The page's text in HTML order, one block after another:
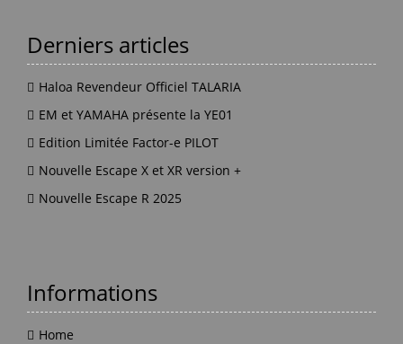
Derniers articles
Haloa Revendeur Officiel TALARIA
EM et YAMAHA présente la YE01
Edition Limitée Factor-e PILOT
Nouvelle Escape X et XR version +
Nouvelle Escape R 2025
Informations
Home